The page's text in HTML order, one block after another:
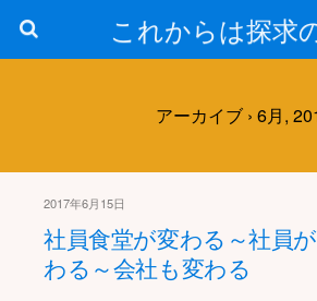
これからは探求
アーカイブ › 6月,
2017年6月15日
社員食堂が変わる～社員
わる～会社も変わる